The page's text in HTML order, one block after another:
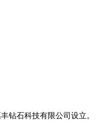
钻石科技有限公司设立。